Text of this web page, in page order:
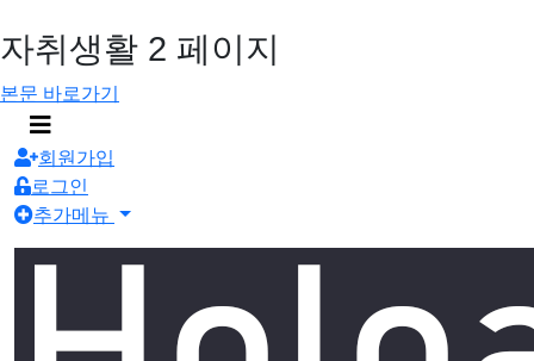
자취생활 2 페이지
본문 바로가기
메
뉴
버
튼
회원가입
로그인
추가메뉴